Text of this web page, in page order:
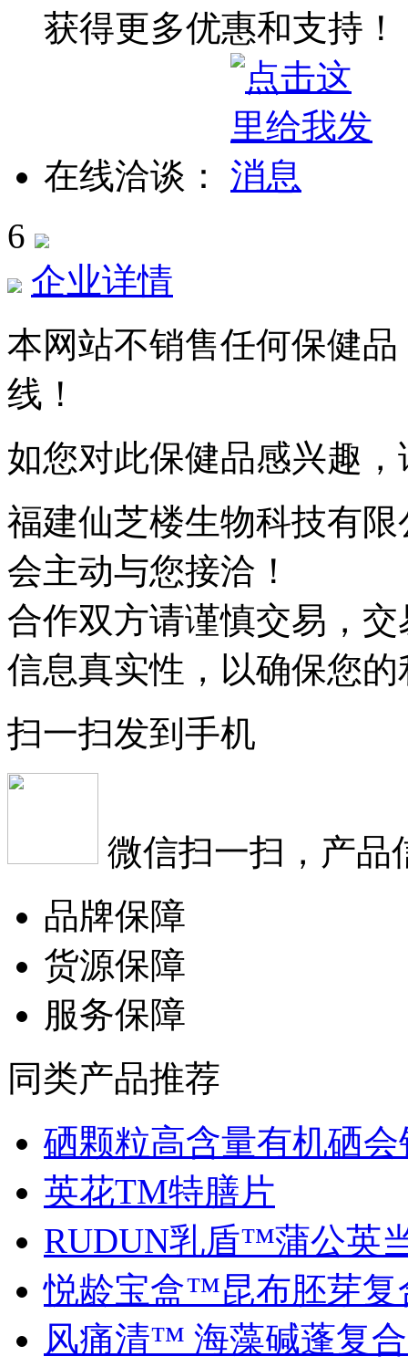
获得更多优惠和支持！
在线洽谈：
6
企业详情
本网站不销售任何保健
线！
如您对此保健品感兴趣
福建仙芝楼生物科技有限
会主动与您接洽！
合作双方请谨慎交易，
信息真实性，以确保您
扫一扫发到手机
微信扫一扫，产品
品牌保障
货源保障
服务保障
同类产品推荐
硒颗粒高含量有机硒会
英花TM特膳片
RUDUN乳盾™蒲公英
悦龄宝盒™昆布胚芽复
风痛清™ 海藻碱蓬复